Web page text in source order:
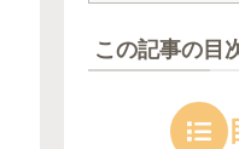
この記事の目